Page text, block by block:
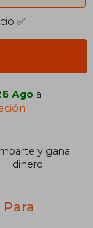
✅
Ago a
y gana
dinero